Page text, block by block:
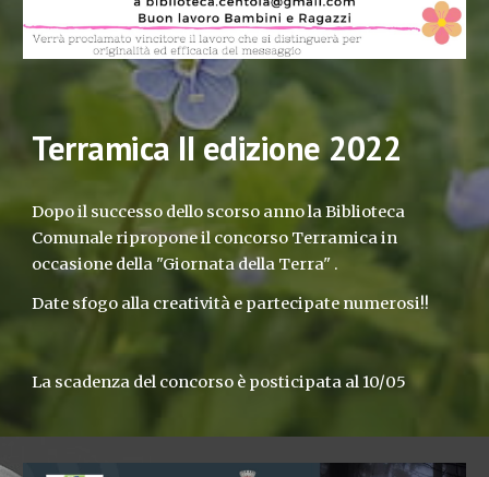
Terramica II edizione 2022
Dopo il successo dello scorso anno la Biblioteca
Comunale ripropone il concorso Terramica in
occasione della "Giornata della Terra" .
Date sfogo alla creatività e partecipate numerosi!!
La scadenza del concorso è posticipata al 10/05